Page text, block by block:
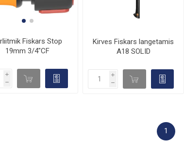
Fiskars Stop
19mm 3/4"CF
i
h d 
Kirves Fiskars langetamis
A18 SOLID
i
h d 
1